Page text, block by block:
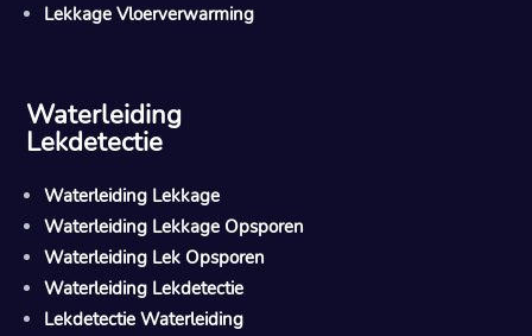
Lekkage Vloerverwarming
Waterleiding
Lekdetectie
Waterleiding Lekkage
Waterleiding Lekkage Opsporen
Waterleiding Lek Opsporen
Waterleiding Lekdetectie
Lekdetectie Waterleiding